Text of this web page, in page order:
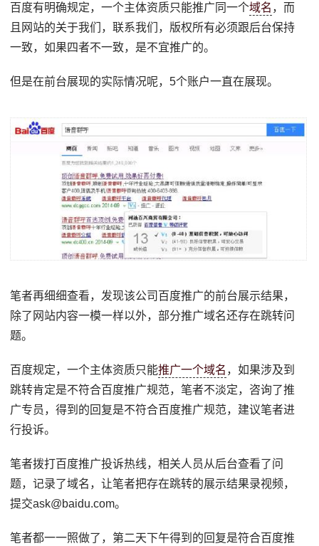
百度有明确规定，一个主体资质只能推广同一个域名 ，而
且网站的关于我们，联系我们，版权所有必须跟后台保持
一致，如果四者不一致，是不宜推广的。
但是在前台展现的实际情况呢，5个账户一直在展现。
笔者再细细查看，发现该公司百度推广的前台展示结果，
除了网站内容一模一样以外，部分推广域名还存在跳转问
题。
百度规定，一个主体资质只能推广一个域名 ，如果涉及到
跳转肯定是不符合百度推广规范，笔者不淡定，咨询了推
广专员，得到的回复是不符合百度推广规范，建议笔者进
行投诉。
笔者拨打百度推广投诉热线，相关人员从后台查看了问
题，记录了域名，让笔者把存在跳转的展示结果录视频，
提交ask@baidu.com。
笔者都一一照做了，第二天下午得到的回复是符合百度推